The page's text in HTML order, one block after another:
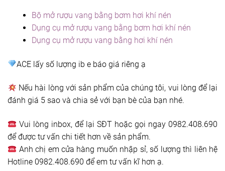
Bộ mở rượu vang bằng bơm hơi khí nén
Dụng cụ mở rượu vang bằng bơm hơi khí nén
Dụng cụ mở rượu vang bằng hơi khí nén
ACE lấy số lượng ib e báo giá riêng ạ
Nếu hài lòng với sản phẩm của chúng tôi, vui lòng để lại
đánh giá 5 sao và chia sẻ với bạn bè của bạn nhé.
Vui lòng inbox, để lại SĐT hoặc gọi ngay 0982.408.690
để được tư vấn chi tiết hơn về sản phẩm.
Anh chị em cửa hàng muốn nhập sỉ, số lượng thì liên hệ
Hotline 0982.408.690 để em tư vấn kĩ hơn ạ.